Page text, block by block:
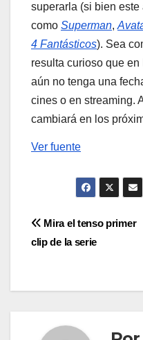
superarla (si bien
como Superman,
4 Fantásticos). Sea
resulta curioso que
aún no tenga una
cines o en streaming.
cambiará en los
Ver fuente
Navegación
de
entradas
Mira el tenso primer
clip de la serie